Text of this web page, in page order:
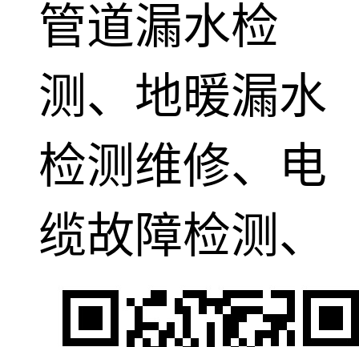
管道漏水检
测、地暖漏水
检测维修、电
缆故障检测、